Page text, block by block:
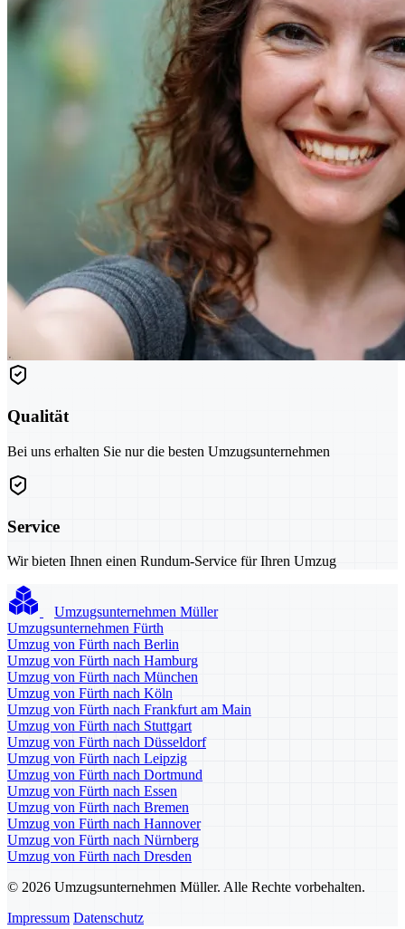
Qualität
Bei uns erhalten Sie nur die besten Umzugsunternehmen
Service
Wir bieten Ihnen einen Rundum-Service für Ihren Umzug
Umzugsunternehmen Müller
Umzugsunternehmen Fürth
Umzug von Fürth nach Berlin
Umzug von Fürth nach Hamburg
Umzug von Fürth nach München
Umzug von Fürth nach Köln
Umzug von Fürth nach Frankfurt am Main
Umzug von Fürth nach Stuttgart
Umzug von Fürth nach Düsseldorf
Umzug von Fürth nach Leipzig
Umzug von Fürth nach Dortmund
Umzug von Fürth nach Essen
Umzug von Fürth nach Bremen
Umzug von Fürth nach Hannover
Umzug von Fürth nach Nürnberg
Umzug von Fürth nach Dresden
© 2026 Umzugsunternehmen Müller. Alle Rechte vorbehalten.
Impressum Datenschutz